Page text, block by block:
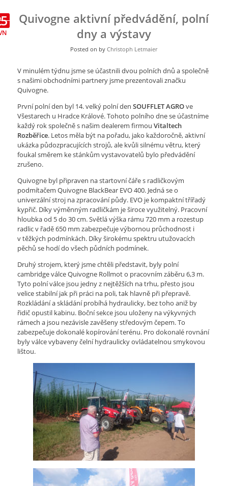
Quivogne aktivní předvádění, polní
dny a výstavy
Posted on by Christoph Letmaier
V minulém týdnu jsme se účastnili dvou polních dnů a společně
s našimi obchodními partnery jsme prezentovali značku
Quivogne.
První polní den byl 14. velký polní den SOUFFLET AGROve
Všestarech u Hradce Králové. Tohoto polního dne se účastníme
každý rok společně s našim dealerem firmou Vitaltech
Rozběřice. Letos měla být na pořadu, jako každoročně, aktivní
ukázka půdozpracujících strojů, ale kvůli silnému větru, který
foukal směrem ke stánkům vystavovatelů bylo předvádění
zrušeno.
Quivogne byl připraven na startovní čáře s radličkovým
podmítačem Quivogne BlackBear EVO 400. Jedná se o
univerzální stroj na zpracování půdy. EVO je kompaktní třířadý
kypřič. Díky výměnným radličkám je široce využitelný. Pracovní
hloubka od 5 do 30 cm. Světlá výška rámu 720 mm a rozestup
radlic v řadě 650 mm zabezpečuje výbornou průchodnost i
v těžkých podmínkách. Díky širokému spektru utužovacích
pěchů se hodí do všech půdních podmínek.
Druhý strojem, který jsme chtěli představit, byly polní
cambridge válce Quivogne Rollmot o pracovním záběru 6,3 m.
Tyto polní válce jsou jedny z nejtěžších na trhu, přesto jsou
velice stabilní jak při práci na poli, tak hlavně při přepravě.
Rozkládání a skládání probíhá hydraulicky, bez toho aniž by
řidič opustil kabinu. Boční sekce jsou uloženy na výkyvných
rámech a jsou nezávisle zavěšeny středovým čepem. To
zabezpečuje dokonalé kopírování terénu. Pro dokonalé rovnání
byly válce vybaveny čelní hydraulicky ovládatelnou smykovou
lištou.